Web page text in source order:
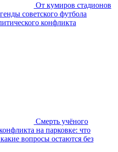
От кумиров стадионов
советского футбола
конфликта
Смерть учёного
на парковке: что
вопросы остаются без